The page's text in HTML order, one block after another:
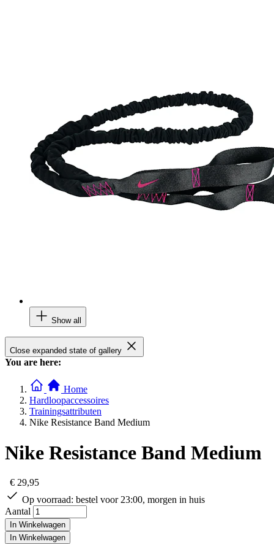
Show all
Close expanded state of gallery
You are here:
Home
Hardloopaccessoires
Trainingsattributen
Nike Resistance Band Medium
Nike Resistance Band Medium
€ 29,95
Op voorraad: bestel voor 23:00, morgen in huis
Aantal
In Winkelwagen
In Winkelwagen